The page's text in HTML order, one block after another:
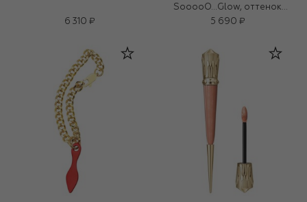
6 310 ₽
SooooO…Glow, оттенок
Rouge Louboutin 001G (3,6g)
5 690 ₽